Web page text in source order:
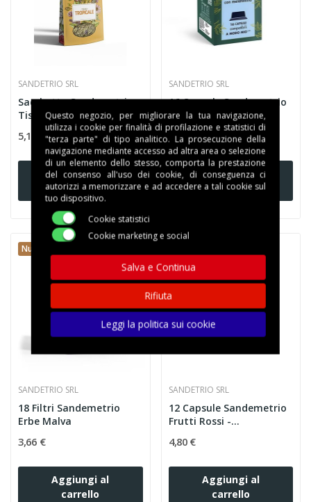
SANDETRIO SRL
Sacchetto Sandemetrio
Tisana Tropicale 100g
5,14 €
Aggiungi al
carrello
SANDETRIO SRL
16 Capsule Sandemetrio
Camomilla con
Melatonina...
4,90 €
Aggiungi al
carrello
Nuovo
SANDETRIO SRL
18 Filtri Sandemetrio
Erbe Malva
3,66 €
Aggiungi al
carrello
SANDETRIO SRL
12 Capsule Sandemetrio
Frutti Rossi -...
4,80 €
Aggiungi al
carrello
Questo negozio, per migliorare la tua navigazione,
utilizza i cookie per finalità di profilazione e statistici di
"terza parte" di tipo analitico. La prosecuzione della
navigazione mediante accesso ad altra area o selezione
di un elemento dello stesso, comporta la prestazione
del consenso all'uso dei cookie, di conseguenza ci
autorizzi a memorizzare e ad accedere a tali cookie sul
tuo dispositivo.
Cookie statistici
Cookie marketing e social
Salva e Continua
Rifiuta
Leggi la politica sui cookie